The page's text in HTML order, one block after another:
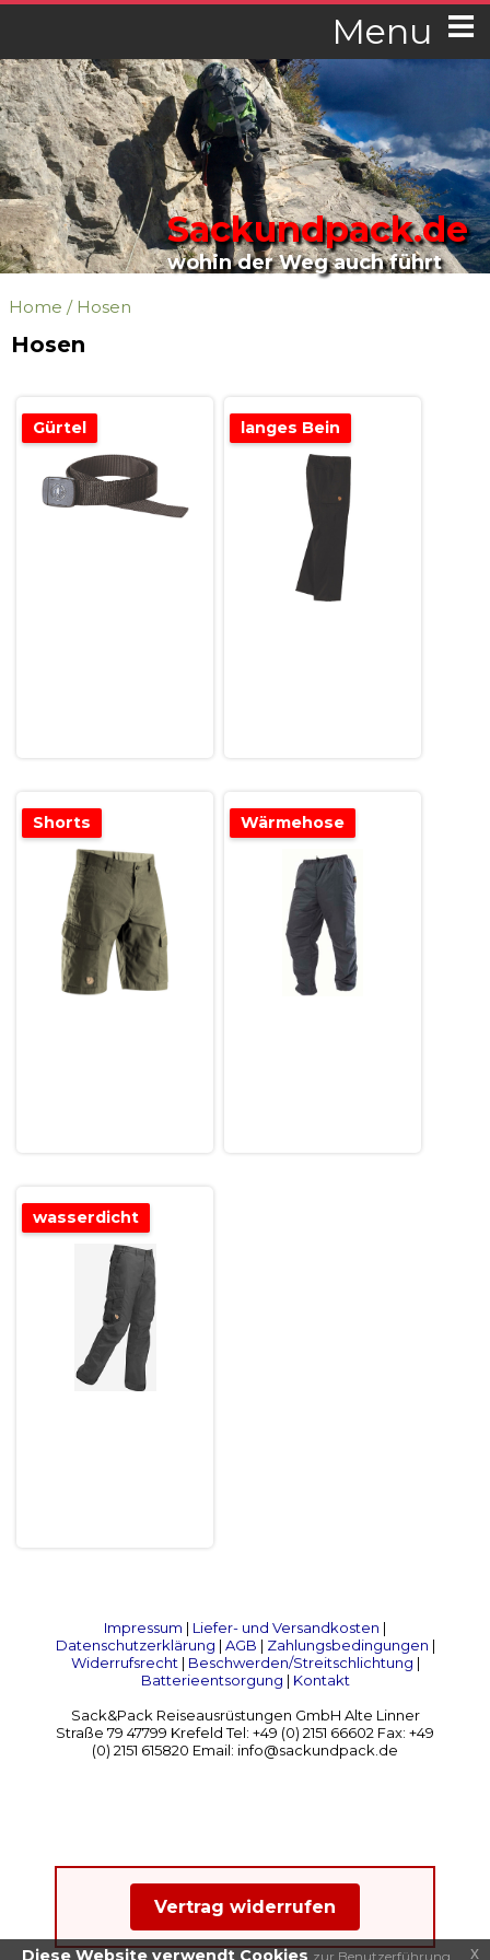
Menu
Sackundpack.de
wohin der Weg auch führt
Home / Hosen
Hosen
Gürtel langes Bein
Shorts Wärmehose
wasserdicht
Impressum | Liefer- und Versandkosten |
Datenschutzerklärung | AGB | Zahlungsbedingungen |
Widerrufsrecht| Beschwerden/Streitschlichtung |
Batterieentsorgung | Kontakt
Sack&Pack Reiseausrüstungen GmbH Alte Linner
Straße 79 47799 Krefeld Tel: +49 (0) 2151 66602 Fax: +49
(0) 2151 615820 Email: info@sackundpack.de
Vertrag widerrufen
Diese Website verwendt Cookies zur Benutzerführung x